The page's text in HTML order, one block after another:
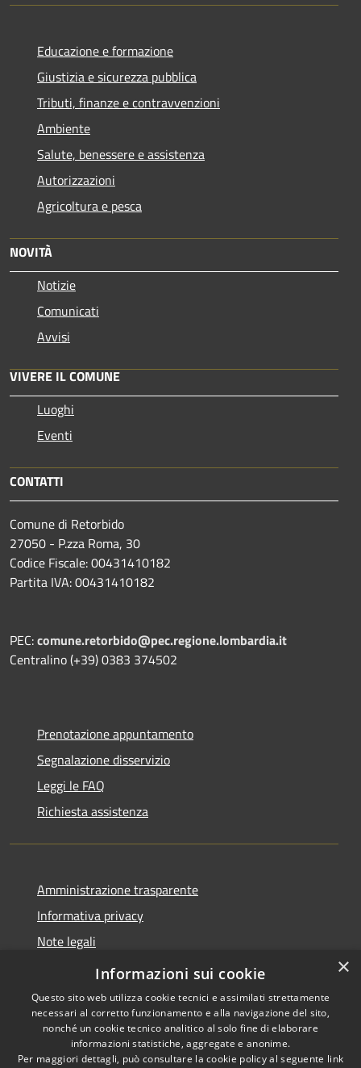
Educazione e formazione
Giustizia e sicurezza pubblica
Tributi, finanze e contravvenzioni
Ambiente
Salute, benessere e assistenza
Autorizzazioni
Agricoltura e pesca
NOVITÀ
Notizie
Comunicati
Avvisi
VIVERE IL COMUNE
Luoghi
Eventi
CONTATTI
Comune di Retorbido
27050 - P.zza Roma, 30
Codice Fiscale: 00431410182
Partita IVA: 00431410182
PEC:comune.retorbido@pec.regione.lombardia.it
Centralino (+39) 0383 374502
Prenotazione appuntamento
Segnalazione disservizio
Leggi le FAQ
Richiesta assistenza
Amministrazione trasparente
Informativa privacy
Note legali
Dichiarazione di accessibilità
Copyright © 2026 • Comune di
×
Informazioni sui cookie
Questo sito web utilizza cookie tecnici e assimilati strettamente
necessari al corretto funzionamento e alla navigazione del sito,
nonché un cookie tecnico analitico al solo fine di elaborare
informazioni statistiche, aggregate e anonime.
Per maggiori dettagli, può consultare la cookie policy al seguente link